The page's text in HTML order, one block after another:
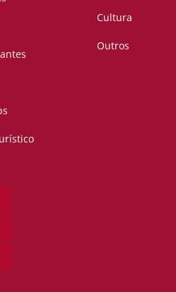
Cultura
Outros